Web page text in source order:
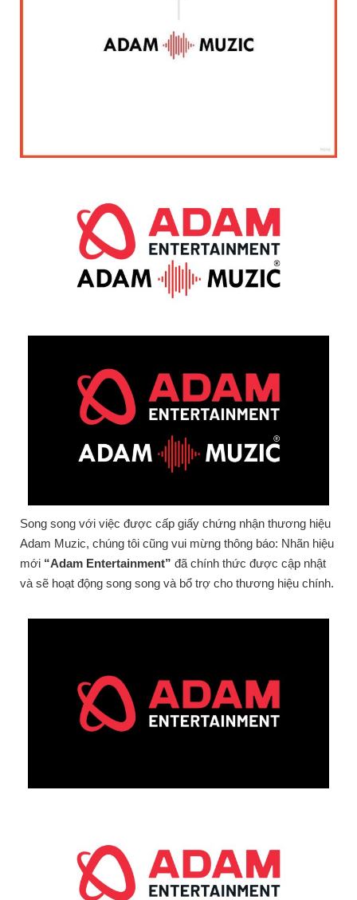
Song song với việc được cấp giấy chứng nhận thương hiệu
Adam Muzic, chúng tôi cũng vui mừng thông báo: Nhãn hiệu
mới “Adam Entertainment” đã chính thức được cập nhật
và sẽ hoạt động song song và bổ trợ cho thương hiệu chính.